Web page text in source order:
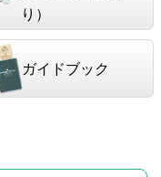
り）
ガイドブック